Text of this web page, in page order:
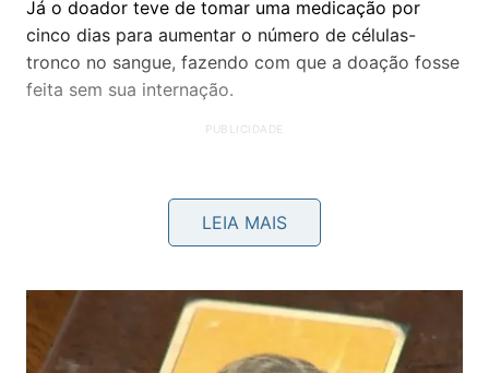
Já o doador teve de tomar uma medicação por
cinco dias para aumentar o número de células-
tronco no sangue, fazendo com que a doação fosse
feita sem sua internação.
LEIA MAIS